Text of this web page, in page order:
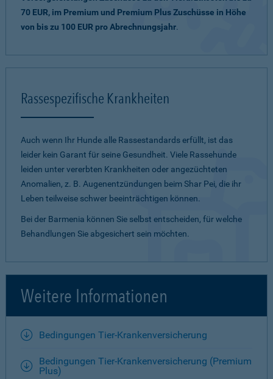
70 EUR, im Premium und Premium Plus Zuschüsse in Höhe
von bis zu 100 EUR pro Abrechnungsjahr.
Rassespezifische Krankheiten
Auch wenn Ihr Hunde alle Rassestandards erfüllt, ist das
leider kein Garant für seine Gesundheit. Viele Rassehunde
leiden unter vererbten Krankheiten oder angezüchteten
Anomalien, z. B. Augenentzündungen beim Shar Pei, die ihr
Leben teilweise schwer beeinträchtigen können.
Bei der Barmenia können Sie selbst entscheiden, für welche
Behandlungen Sie abgesichert sein möchten.
Weitere Informationen
Bedingungen Tier-Krankenversicherung
Bedingungen Tier-Krankenversicherung (Premium
Plus)